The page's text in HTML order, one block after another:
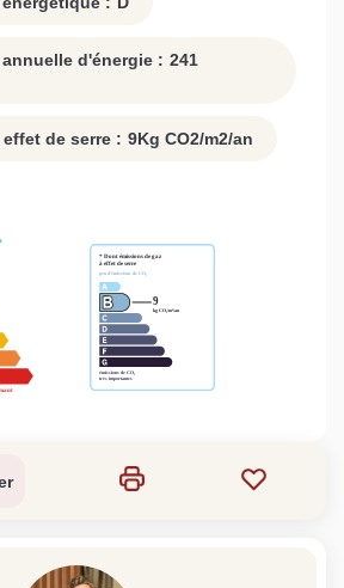
d'énergie : 241
de serre : 9Kg CO2/m2/an